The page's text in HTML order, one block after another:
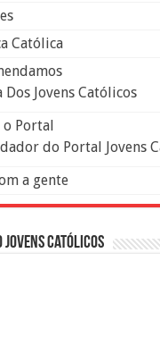
Católica
Dos Jovens Católicos
Portal
do Portal Jovens
a gente
Jovens Católicos